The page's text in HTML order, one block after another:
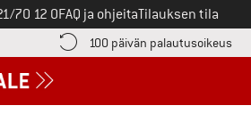
70 12 0FAQ ja ohjeitaTilauksen tila
tietokentässä 100 päivän palautusoikeus